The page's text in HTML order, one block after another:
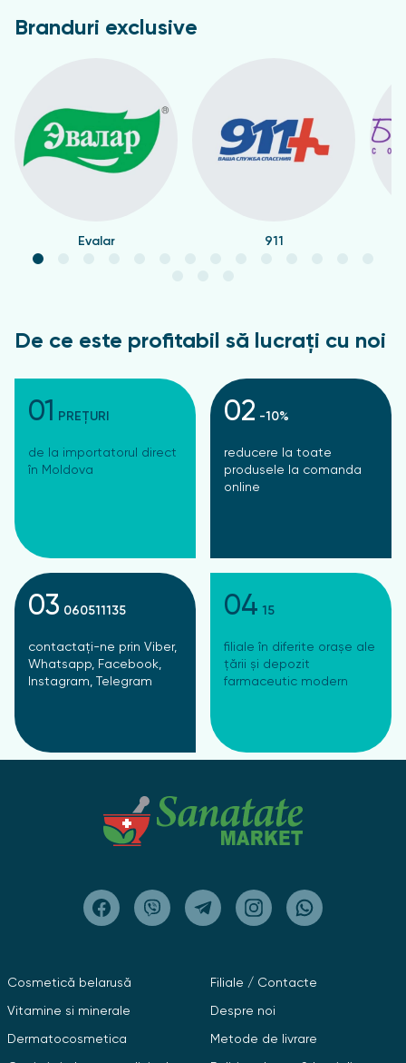
Branduri exclusive
Evalar 911
De ce este profitabil să lucrați cu noi
01 PREȚURI
de la importatorul direct
în Moldova
02 -10%
reducere la toate
produsele la comanda
online
03 060511135
contactați-ne prin Viber,
Whatsapp, Facebook,
Instagram, Telegram
04 15
filiale în diferite orașe ale
țării și depozit
farmaceutic modern
Cosmetică belarusă
Vitamine si minerale
Dermatocosmetica
Filiale / Contacte
Despre noi
Metode de livrare